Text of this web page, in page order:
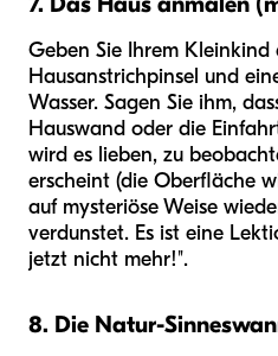
Geben Sie Ihrem Kleinkind
Hausanstrichpinsel und
Wasser. Sagen Sie ihm,
Hauswand oder die
wird es lieben, zu
erscheint (die Oberfläche
auf mysteriöse Weise
verdunstet. Es ist eine
jetzt nicht mehr!".
8. Die Natur-